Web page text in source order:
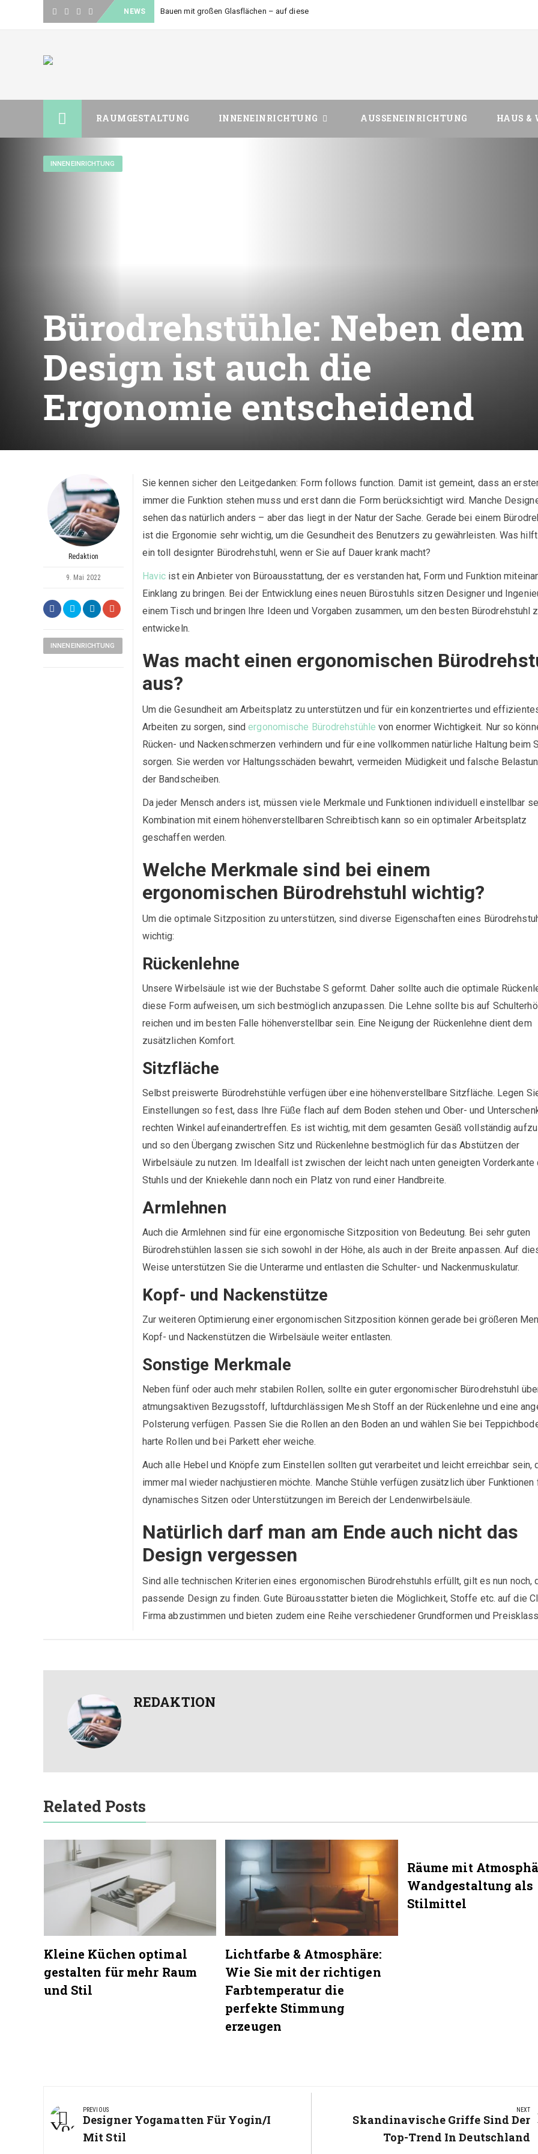
NEWS Bauen mit großen Glasflächen – auf diese Dinge sollte man achten
RAUMGESTALTUNG INNENEINRICHTUNG AUSSENEINRICHTUNG HAUS &
INNENEINRICHTUNG
Bürodrehstühle: Neben dem
Design ist auch die
Ergonomie entscheidend
Redaktion
9. Mai 2022
INNENEINRICHTUNG
Sie kennen sicher den Leitgedanken: Form follows function. Damit ist gemeint, dass an
immer die Funktion stehen muss und erst dann die Form berücksichtigt wird. Manche
sehen das natürlich anders – aber das liegt in der Natur der Sache. Gerade bei einem
ist die Ergonomie sehr wichtig, um die Gesundheit des Benutzers zu gewährleisten. Was
ein toll designter Bürodrehstuhl, wenn er Sie auf Dauer krank macht?
Havic ist ein Anbieter von Büroausstattung, der es verstanden hat, Form und Funktion
Einklang zu bringen. Bei der Entwicklung eines neuen Bürostuhls sitzen Designer und
einem Tisch und bringen Ihre Ideen und Vorgaben zusammen, um den besten Bürodrehstuhl
entwickeln.
Was macht einen ergonomischen
aus?
Um die Gesundheit am Arbeitsplatz zu unterstützen und für ein konzentriertes und
Arbeiten zu sorgen, sindergonomische Bürodrehstühle von enormer Wichtigkeit. Nur so
Rücken- und Nackenschmerzen verhindern und für eine vollkommen natürliche Haltung beim
sorgen. Sie werden vor Haltungsschäden bewahrt, vermeiden Müdigkeit und falsche
der Bandscheiben.
Da jeder Mensch anders ist, müssen viele Merkmale und Funktionen individuell einstellbar
Kombination mit einem höhenverstellbaren Schreibtisch kann so ein optimaler Arbeitsplatz
geschaffen werden.
Welche Merkmale sind bei einem
ergonomischen Bürodrehstuhl wichtig?
Um die optimale Sitzposition zu unterstützen, sind diverse Eigenschaften eines
wichtig:
Rückenlehne
Unsere Wirbelsäule ist wie der Buchstabe S geformt. Daher sollte auch die optimale
diese Form aufweisen, um sich bestmöglich anzupassen. Die Lehne sollte bis auf
reichen und im besten Falle höhenverstellbar sein. Eine Neigung der Rückenlehne dient dem
zusätzlichen Komfort.
Sitzfläche
Selbst preiswerte Bürodrehstühle verfügen über eine höhenverstellbare Sitzfläche. Legen
Einstellungen so fest, dass Ihre Füße flach auf dem Boden stehen und Ober- und
rechten Winkel aufeinandertreffen. Es ist wichtig, mit dem gesamten Gesäß vollständig
und so den Übergang zwischen Sitz und Rückenlehne bestmöglich für das Abstützen der
Wirbelsäule zu nutzen. Im Idealfall ist zwischen der leicht nach unten geneigten Vorderkante
Stuhls und der Kniekehle dann noch ein Platz von rund einer Handbreite.
Armlehnen
Auch die Armlehnen sind für eine ergonomische Sitzposition von Bedeutung. Bei sehr guten
Bürodrehstühlen lassen sie sich sowohl in der Höhe, als auch in der Breite anpassen. Auf
Weise unterstützen Sie die Unterarme und entlasten die Schulter- und Nackenmuskulatur.
Kopf- und Nackenstütze
Zur weiteren Optimierung einer ergonomischen Sitzposition können gerade bei größeren
Kopf- und Nackenstützen die Wirbelsäule weiter entlasten.
Sonstige Merkmale
Neben fünf oder auch mehr stabilen Rollen, sollte ein guter ergonomischer Bürodrehstuhl
atmungsaktiven Bezugsstoff, luftdurchlässigen Mesh Stoff an der Rückenlehne und eine
Polsterung verfügen. Passen Sie die Rollen an den Boden an und wählen Sie bei
harte Rollen und bei Parkett eher weiche.
Auch alle Hebel und Knöpfe zum Einstellen sollten gut verarbeitet und leicht erreichbar sein,
immer mal wieder nachjustieren möchte. Manche Stühle verfügen zusätzlich über Funktionen
dynamisches Sitzen oder Unterstützungen im Bereich der Lendenwirbelsäule.
Natürlich darf man am Ende auch nicht das
Design vergessen
Sind alle technischen Kriterien eines ergonomischen Bürodrehstuhls erfüllt, gilt es nun noch,
passende Design zu finden. Gute Büroausstatter bieten die Möglichkeit, Stoffe etc. auf die
Firma abzustimmen und bieten zudem eine Reihe verschiedener Grundformen und
REDAKTION
Related Posts
Kleine Küchen optimal
gestalten für mehr Raum
und Stil
Lichtfarbe & Atmosphäre:
Wie Sie mit der richtigen
Farbtemperatur die
perfekte Stimmung
erzeugen
Räume mit
Wandgestaltung als
Stilmittel
PREVIOUS
Previous
Post:
Designer Yogamatten Für Yogin/i
Mit Stil
NEXT
Next
Skandinavische Griffe Sind Der
Top-Trend In Deutschland